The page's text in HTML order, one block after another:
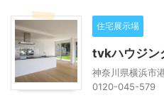
住宅展示場
tvkハウジン
神奈川県横浜市
0120-045-579